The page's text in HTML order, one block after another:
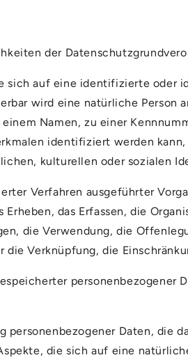
der
sich auf eine identifizierte oder
wird eine natürliche Person
Namen, zu einer
identifiziert werden
kulturellen oder sozialen
Verfahren ausgeführter
das Erfassen, die
die Verwendung, die
Verknüpfung, die
personenbezogener
Daten, die
die sich auf eine